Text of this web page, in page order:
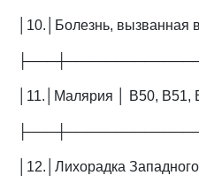
│10.│Болезнь, вызванная
│11.│Малярия │ B50, B51,
│12.│Лихорадка